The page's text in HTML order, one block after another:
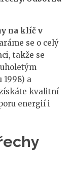
na klíč v
se o celý
takže se
a
kvalitní
energií i